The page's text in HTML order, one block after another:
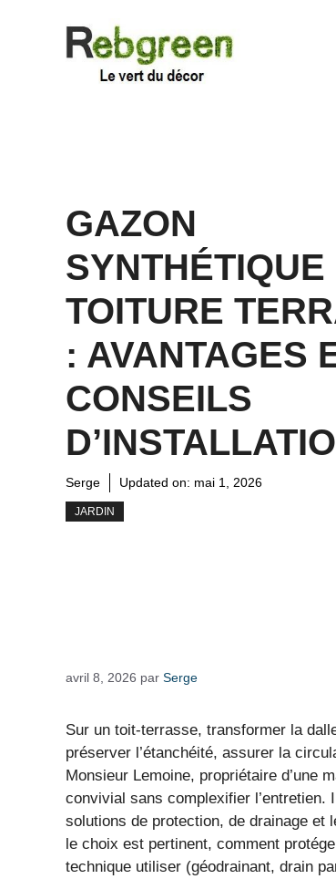
GAZON
SYNTHÉTIQUE
TOITURE
: AVANTAGES
CONSEILS
Serge Updated on: mai 1, 2026
JARDIN
avril 8, 2026 par Serge
Sur un toit-terrasse, transformer la
préserver l’étanchéité, assurer la
Monsieur Lemoine, propriétaire d’une
convivial sans complexifier l’entretien.
solutions de protection, de drainage et
le choix est pertinent, comment
technique utiliser (géodrainant, drain